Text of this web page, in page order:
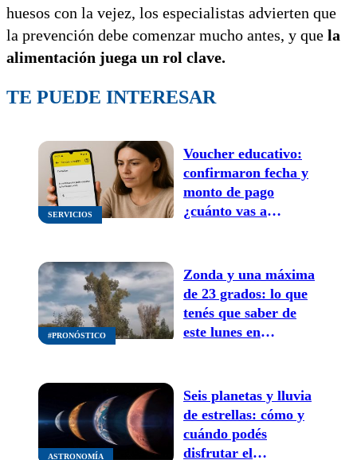
huesos con la vejez, los especialistas advierten que
la prevención debe comenzar mucho antes, y que la
alimentación juega un rol clave.
TE PUEDE INTERESAR
SERVICIOS
Voucher educativo:
confirmaron fecha y
monto de pago
¿cuánto vas a
#PRONÓSTICO
Zonda y una máxima
de 23 grados: lo que
tenés que saber de
este lunes en
ASTRONOMÍA
Seis planetas y lluvia
de estrellas: cómo y
cuándo podés
disfrutar el